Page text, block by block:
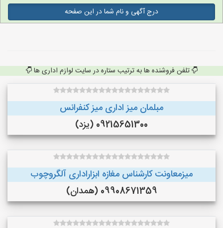
درج آگهی و نام شما در این صفحه
تلفن فروشنده ها به ترتیب ستاره در سایت لوازم اداری ها
مبلمان میز اداری میز کنفرانس
09215651300 (یزد)
میزمعاونت کارشناس مغازه ابزاراداری آلگروچوب
09908671359 (همدان)